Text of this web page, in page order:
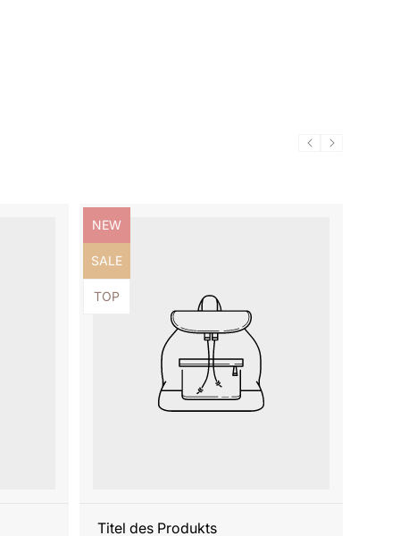
Produktbezeichnung:
NEW
Produktbezeichnung:
SALE
Produktbezeichnung:
TOP
Titel des Produkts